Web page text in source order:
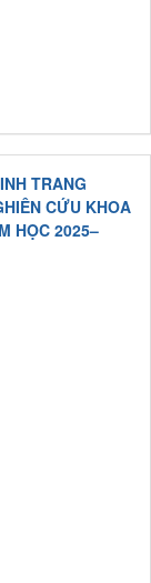
TRANG
CỨU KHOA
HỌC 2025–